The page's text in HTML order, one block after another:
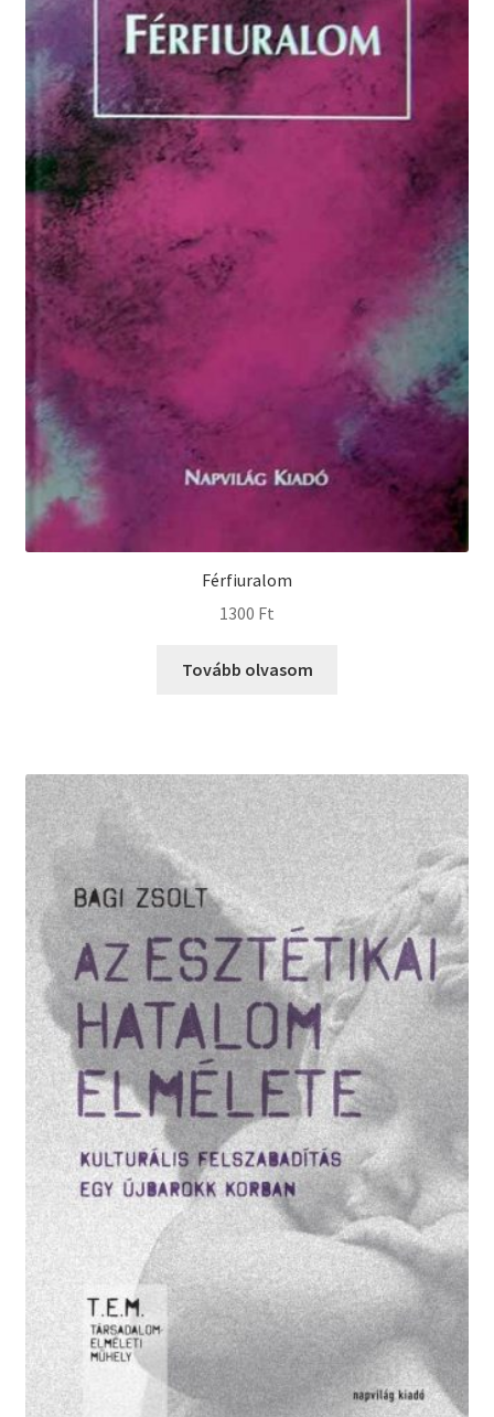
Férfiuralom
1300 Ft
Tovább olvasom